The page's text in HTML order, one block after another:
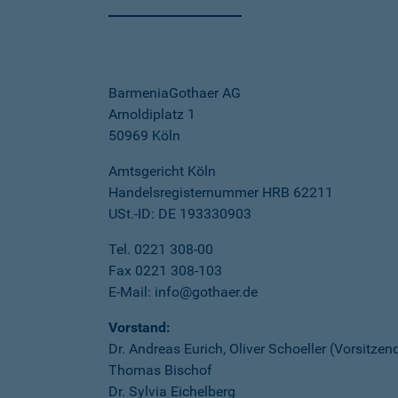
BarmeniaGothaer AG
Arnoldiplatz 1
50969 Köln
Amtsgericht Köln
Handelsregisternummer HRB 62211
USt.-ID: DE 193330903
Tel. 0221 308-00
Fax 0221 308-103
E-Mail: info@gothaer.de
Vorstand:
Dr. Andreas Eurich, Oliver Schoeller
Thomas Bischof
Dr. Sylvia Eichelberg